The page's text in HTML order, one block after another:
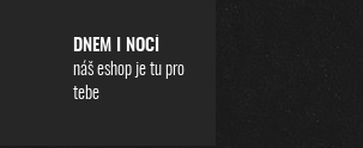
DNEM I NOCÍ
náš eshop je tu pro
tebe